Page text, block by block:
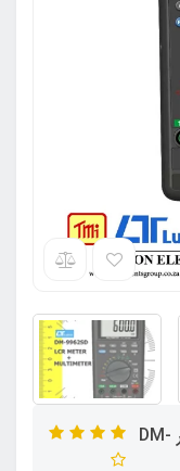
مولتی متر دیجیتال دیتالاگر + LCRمتر DM-